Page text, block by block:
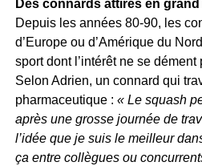
Des connards attirés en
Depuis les années 80-90, les
d’Europe ou d’Amérique du
sport dont l’intérêt ne se
Selon Adrien, un connard qui
pharmaceutique : « Le squash
après une grosse journée de
l’idée que je suis le meilleur
ça entre collègues ou